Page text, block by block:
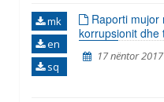
e muajit janar
në mënyrë që
mk
en
sq
Raporti mujor
korrupsionit dhe
17 nëntor 2017